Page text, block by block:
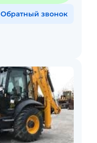
Обратный звонок